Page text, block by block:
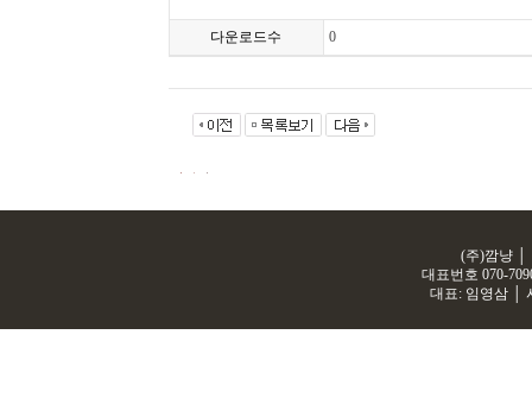
다운로드수 0
(주)깜냥 │
대표번호 070-
대표: 임영삼 │